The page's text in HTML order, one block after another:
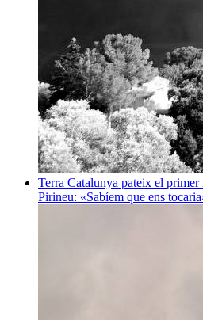
Terra Catalunya pateix el primer
Pirineu: «Sabíem que ens